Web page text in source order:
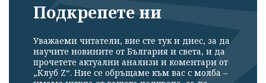
Подкрепете ни
Уважаеми читатели, вие сте тук и днес, за да
научите новините от България и света, и да
прочетете актуални анализи и коментари от
„Клуб Z“. Ние се обръщаме към вас с молба –